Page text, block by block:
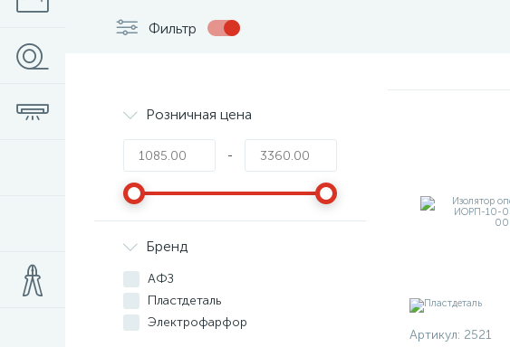
Фильтр
Розничная цена
-
Бренд
АФЗ
Пластдеталь
Электрофарфор
Артикул: 2521